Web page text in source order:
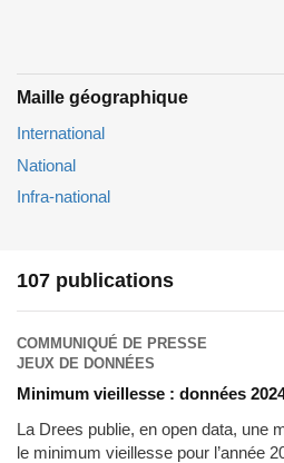
Maille géographique
International
National
Infra-national
107 publications
COMMUNIQUÉ DE PRESSE
JEUX DE DONNÉES
Minimum vieillesse : données
La Drees publie, en open data, une
le minimum vieillesse pour l’année